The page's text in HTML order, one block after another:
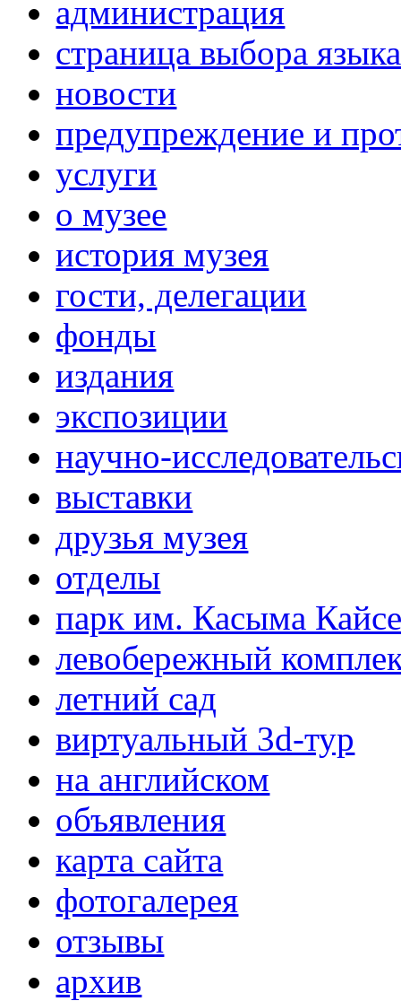
администрация
страница выбора языка
новости
предупреждение и
услуги
о музее
история музея
гости, делегации
фонды
издания
экспозиции
научно-
выставки
друзья музея
отделы
парк им. Касыма
левобережный
летний сад
виртуальный 3d-тур
на английском
объявления
карта сайта
фотогалерея
отзывы
архив